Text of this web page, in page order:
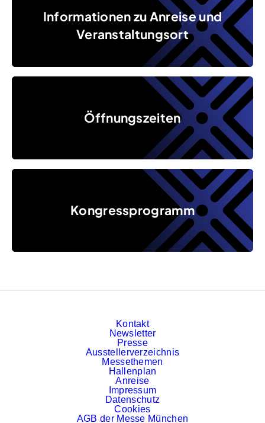
Informationen zu Anreise und
Veranstaltungsort
Öffnungszeiten
Öffnungszeiten
Kongressprogramm
Kongressprogramm
Kontakt
Newsletter
Presse
Ausstellerverzeichnis
Messethemen
Hallenplan
Anreise
Impressum
Datenschutz
Cookies
AGB der Messe München